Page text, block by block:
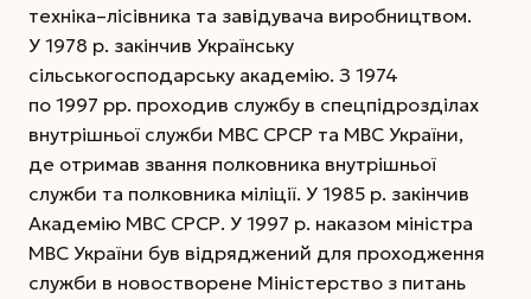
техніка–лісівника та завідувача виробництвом.
У 1978 р. закінчив Українську
сільськогосподарську академію. З 1974
по 1997 рр. проходив службу в спец­підрозділах
внутрішньої служби МВС СРСР та МВС України,
де отримав звання полковника внутрішньої
служби та полковника міліції. У 1985 р. закінчив
Академію МВС СРСР. У 1997 р. наказом міністра
МВС України був відряджений для проходження
служби в новостворене Міністерство з питань